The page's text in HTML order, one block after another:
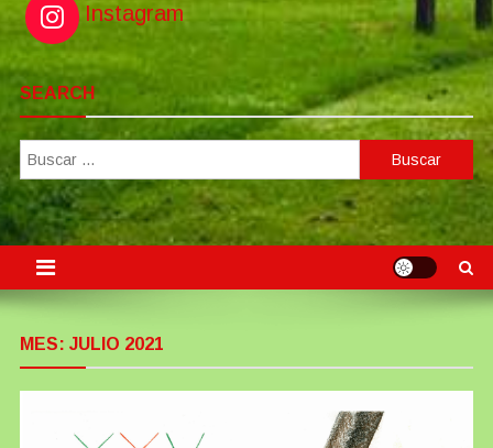
Instagram
SEARCH
Buscar:
MES: JULIO 2021